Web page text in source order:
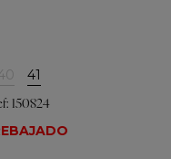
41
150824